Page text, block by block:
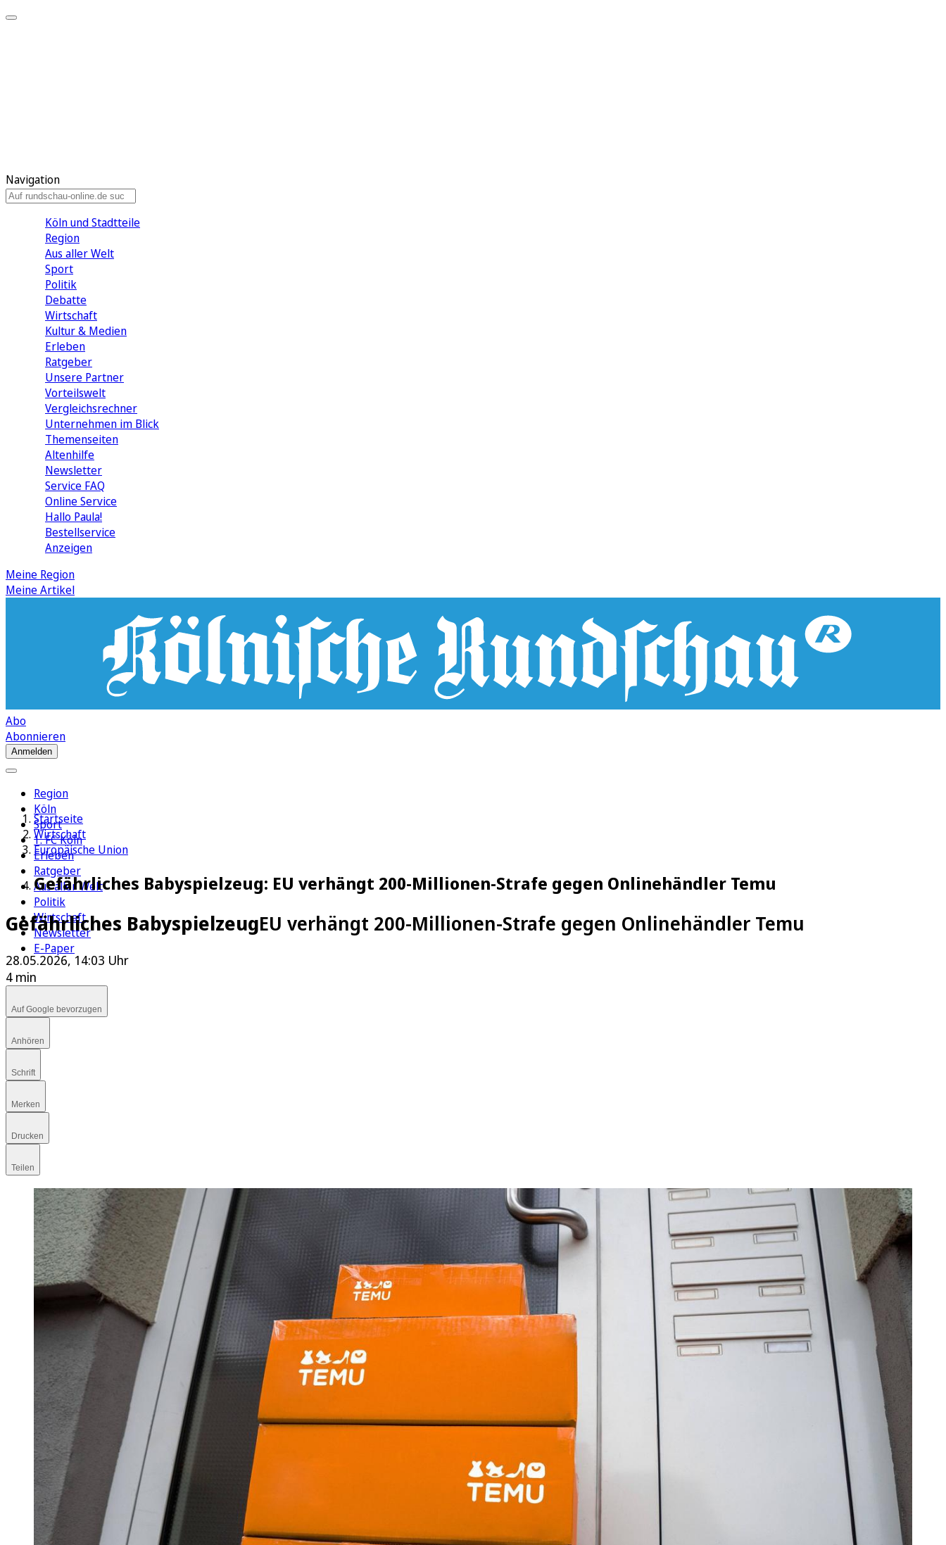
Navigation
Köln und Stadtteile
Region
Aus aller Welt
Sport
Politik
Debatte
Wirtschaft
Kultur & Medien
Erleben
Ratgeber
Unsere Partner
Vorteilswelt
Vergleichsrechner
Unternehmen im Blick
Themenseiten
Altenhilfe
Newsletter
Service FAQ
Online Service
Hallo Paula!
Bestellservice
Anzeigen
Meine Region
Meine Artikel
Abo
Abonnieren
Anmelden
Region
Köln
Sport
1. FC Köln
Erleben
Ratgeber
Aus aller Welt
Politik
Wirtschaft
Newsletter
E-Paper
Startseite
Wirtschaft
Europäische Union
Gefährliches Babyspielzeug: EU verhängt 200-Millionen-Strafe gegen Onlinehändler Temu
Gefährliches BabyspielzeugEU verhängt 200-Millionen-Strafe gegen Onlinehändler Temu
28.05.2026, 14:03 Uhr
4 min
Auf Google bevorzugen
Anhören
Schrift
Merken
Drucken
Teilen